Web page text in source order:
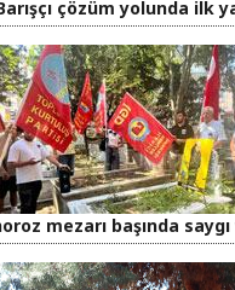
çözüm yolunda ilk
mezarı başında